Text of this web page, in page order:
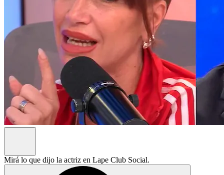
Mirá lo que dijo la actriz en Lape Club Social.